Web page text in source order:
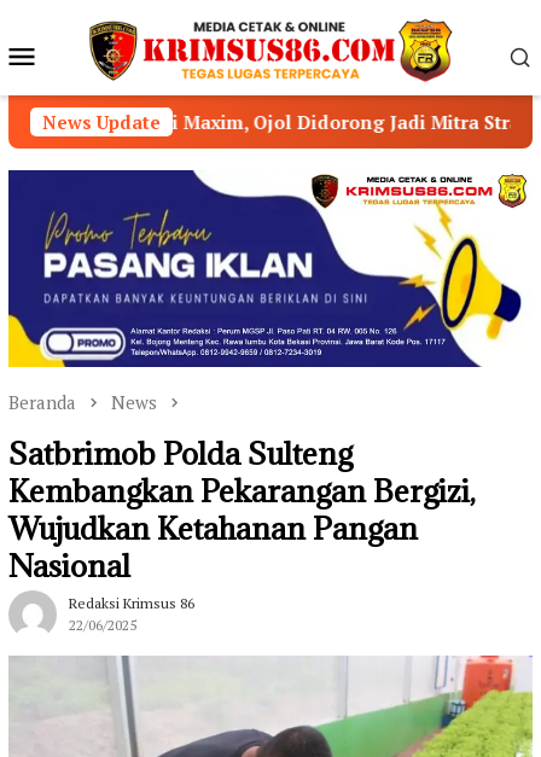
konten Menu
Mobile
News Update
Maxim, Ojol Didorong Jadi Mitra Strategis Kamtibmas
Beranda News
Satbrimob Polda Sulteng
Kembangkan Pekarangan Bergizi,
Wujudkan Ketahanan Pangan
Nasional
Redaksi Krimsus 86
22/06/2025